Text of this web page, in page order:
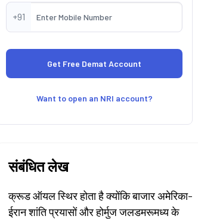
+91
Want to open an NRI account?
संबंधित लेख
क्रूड ऑयल स्थिर होता है क्योंकि बाजार अमेरिका-
ईरान शांति प्रयासों और होर्मुज जलडमरूमध्य के